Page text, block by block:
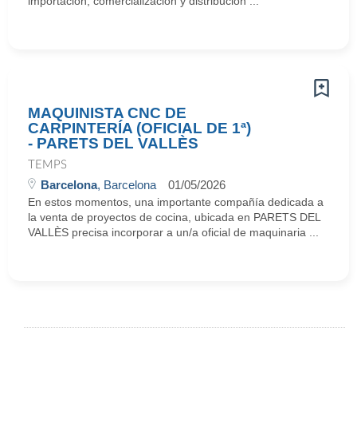
MAQUINISTA CNC DE
CARPINTERÍA (OFICIAL DE 1ª)
- PARETS DEL VALLÈS
TEMPS
Barcelona, Barcelona 01/05/2026
En estos momentos, una importante compañía dedicada a
la venta de proyectos de cocina, ubicada en PARETS DEL
VALLÈS precisa incorporar a un/a oficial de maquinaria ...